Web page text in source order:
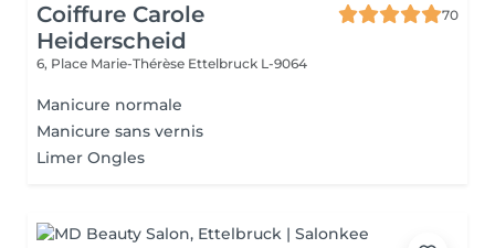
Coiffure Carole
Heiderscheid
70
6, Place Marie-Thérèse Ettelbruck L-9064
Manicure normale
Manicure sans vernis
Limer Ongles